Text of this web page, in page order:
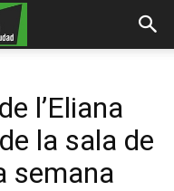
l’Eliana
la sala de
semana